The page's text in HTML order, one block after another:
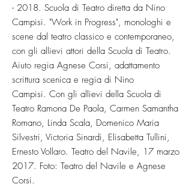
- 2018. Scuola di Teatro diretta da Nino
Campisi. "Work in Progress", monologhi e
scene dal teatro classico e contemporaneo,
con gli allievi attori della Scuola di Teatro.
Aiuto regia Agnese Corsi, adattamento
scrittura scenica e regia di Nino
Campisi. Con gli allievi della Scuola di
Teatro Ramona De Paola, Carmen Samantha
Romano, Linda Scala, Domenico Maria
Silvestri, Victoria Sinardi, Elisabetta Tullini,
Ernesto Vollaro. Teatro del Navile, 17 marzo
2017. Foto: Teatro del Navile e Agnese
Corsi.